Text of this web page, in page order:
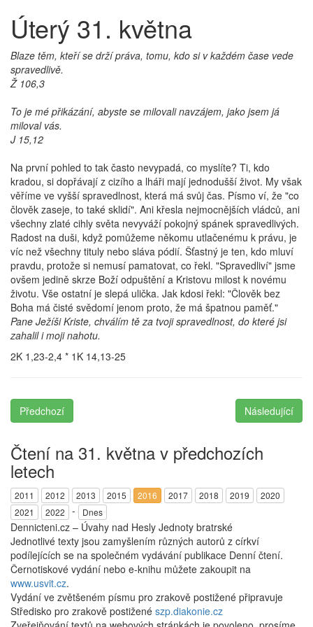
Úterý 31. května
Blaze těm, kteří se drží práva, tomu, kdo si v každém čase vede
spravedlivě.
Ž 106,3
To je mé přikázání, abyste se milovali navzájem, jako jsem já
miloval vás.
J 15,12
Na první pohled to tak často nevypadá, co myslíte? Ti, kdo
kradou, si dopřávají z cizího a lháři mají jednodušší život. My však
věříme ve vyšší spravedlnost, která má svůj čas. Písmo ví, že "co
člověk zaseje, to také sklidí". Ani křesla nejmocnějších vládců, ani
všechny zlaté cihly světa nevyváží pokojný spánek spravedlivých.
Radost na duši, když pomůžeme někomu utlačenému k právu, je
víc než všechny tituly nebo sláva pódií. Šťastný je ten, kdo mluví
pravdu, protože si nemusí pamatovat, co řekl. "Spravedliví" jsme
ovšem jedině skrze Boží odpuštění a Kristovu milost k novému
životu. Vše ostatní je slepá ulička. Jak kdosi řekl: "Člověk bez
Boha má čisté svědomí jenom proto, že má špatnou paměť."
Pane Ježíši Kriste, chválím tě za tvoji spravedlnost, do které jsi
zahalil i moji nahotu.
2K 1,23-2,4 * 1K 14,13-25
Předchozí Následující
Čtení na 31. května v předchozích
letech
2011 2012 2013 2015 2016 2017 2018 2019
2020
2021
2022 - Dnes
Dennicteni.cz – Úvahy nad Hesly Jednoty bratrské
Jednotlivé texty jsou zamyšlením různých autorů z církví
podílejících se na společném vydávání publikace Denní čtení.
Černotiskové vydání nebo e-knihu můžete zakoupit na
www.usvit.cz.
Vydání ve zvětšeném písmu pro zrakově postižené připravuje
Středisko pro zrakově postižené szp.diakonie.cz